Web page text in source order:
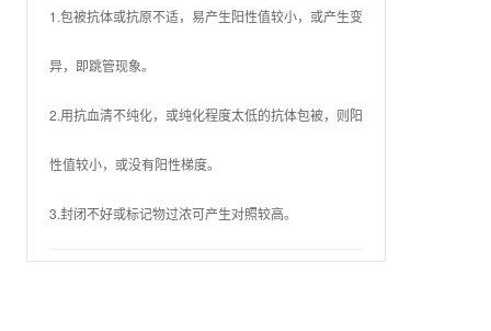
1.包被抗体或抗原不适，易产生阳性值较小，或产生变
异，即跳管现象。
2.用抗血清不纯化，或纯化程度太低的抗体包被，则阳
性值较小，或没有阳性梯度。
3.封闭不好或标记物过浓可产生对照较高。